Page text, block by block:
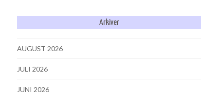
Arkiver
AUGUST 2026
JULI 2026
JUNI 2026